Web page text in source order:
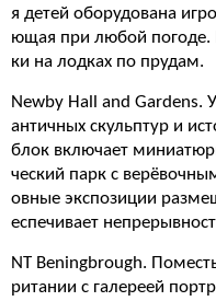
я детей оборудована
ющая при любой погоде.
ки на лодках по прудам.
Newby Hall and Gardens.
античных скульптур и
блок включает
ческий парк с
овные экспозиции
еспечивает
NT Beningbrough.
ритании с галереей